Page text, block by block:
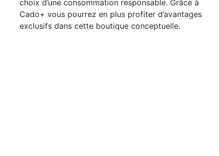
choix d’une consommation responsable. Grâce à
Cado+ vous pourrez en plus profiter d’avantages
exclusifs dans cette boutique conceptuelle.